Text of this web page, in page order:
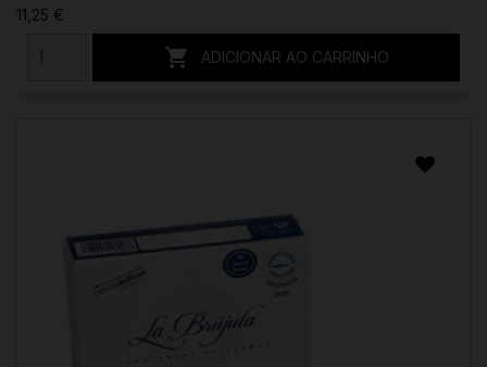
11,25 €
 ADICIONAR AO CARRINHO